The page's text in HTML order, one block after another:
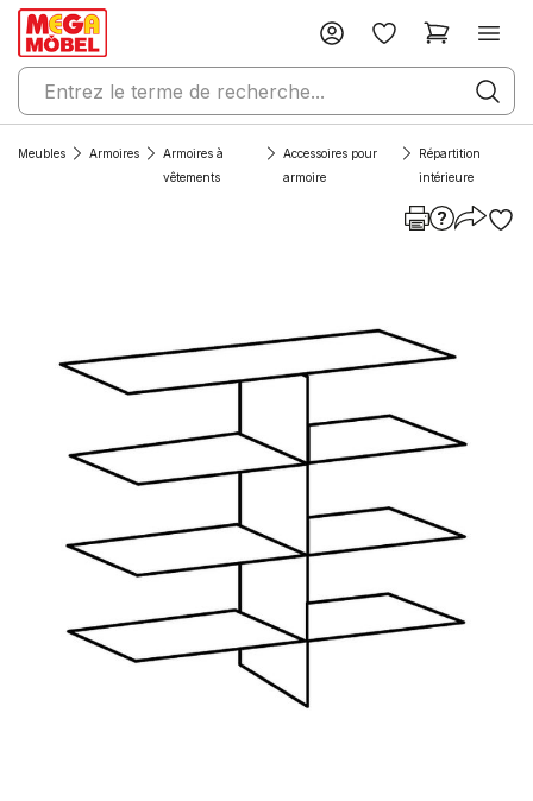
Meubles Armoires
Armoires à
vêtements
Accessoires pour
armoire
Répartition
intérieure